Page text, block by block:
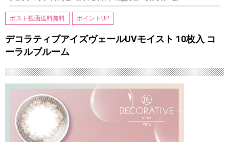
ポスト投函送料無料 ポイントUP
デコラティブアイズヴェールUVモイスト 10枚入 コ
ーラルブルーム